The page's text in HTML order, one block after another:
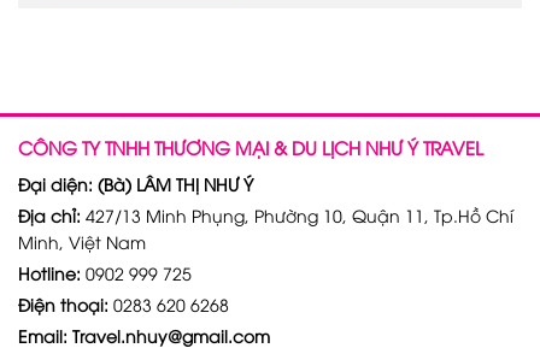
CÔNG TY TNHH THƯƠNG MẠI & DU LỊCH NHƯ Ý TRAVEL
Đại diện: (Bà) LÂM THỊ NHƯ Ý
Địa chỉ: 427/13 Minh Phụng, Phường 10, Quận 11, Tp.Hồ Chí
Minh, Việt Nam
Hotline: 0902 999 725
Điện thoại: 0283 620 6268
Email: Travel.nhuy@gmail.com